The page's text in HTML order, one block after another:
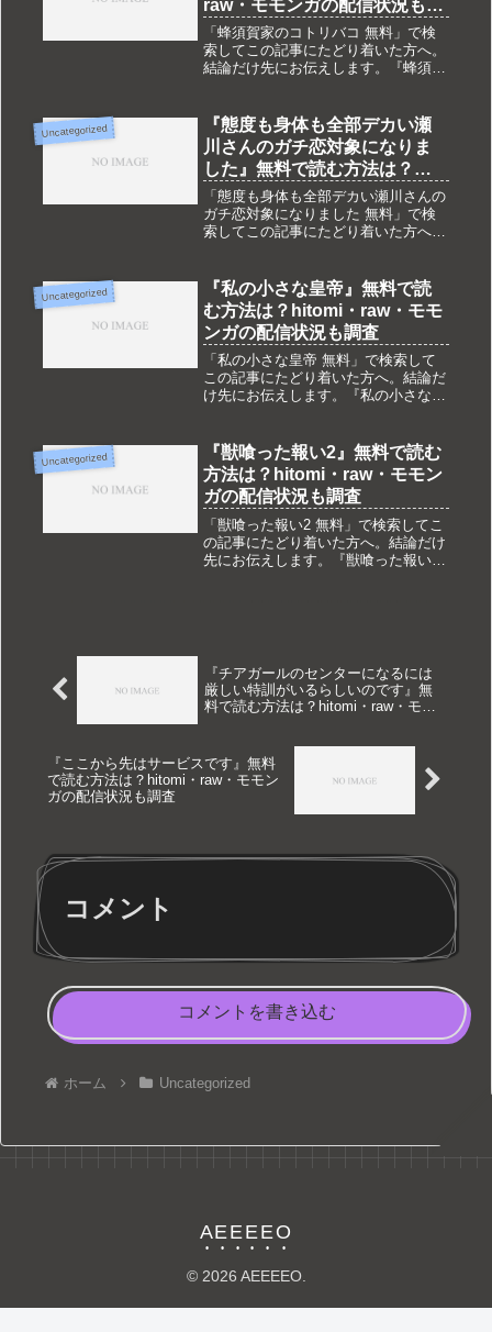
raw・モモンガの配信状況も調
査
「蜂須賀家のコトリバコ 無料」で検
索してこの記事にたどり着いた方へ。
結論だけ先にお伝えします。『蜂須賀
pdf・zipなどでは配信されておらず、
完全無料で読める合...
Uncategorized
『態度も身体も全部デカい瀬
川さんのガチ恋対象になりま
した』無料で読む方法は？
hitomi・raw・モモンガの配信
状況も調査
「態度も身体も全部デカい瀬川さんの
ガチ恋対象になりました 無料」で検
索してこの記事にたどり着いた方へ。
象になりました』は現在DLsite独占配
信です。hitomi・raw・...
Uncategorized
『私の小さな皇帝』無料で読
む方法は？hitomi・raw・モモ
ンガの配信状況も調査
「私の小さな皇帝 無料」で検索して
この記事にたどり着いた方へ。結論だ
け先にお伝えします。『私の小さな皇
では配信されておらず、完全無料で読
める合法的な方法も...
Uncategorized
『獣喰った報い2』無料で読む
方法は？hitomi・raw・モモン
ガの配信状況も調査
「獣喰った報い2 無料」で検索してこ
の記事にたどり着いた方へ。結論だけ
先にお伝えします。『獣喰った報い
『チアガールのセンターになるには
厳しい特訓がいるらしいのです』無
料で読む方法は？hitomi・raw・モモ
『ここから先はサービスです』無料
で読む方法は？hitomi・raw・モモン
ガの配信状況も調査
コメント
コメントを書き込む
ホーム Uncategorized
AEEEEO
© 2026 AEEEEO.